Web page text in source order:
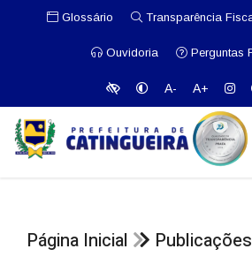
Glossário Transparência
Ouvidoria Perguntas
A- A+
Página Inicial Publicações